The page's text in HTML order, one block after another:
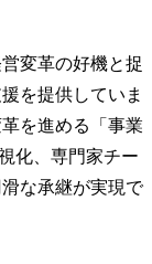
変革の好機と捉
を提供していま
を進める「事業
化、専門家チー
な承継が実現で